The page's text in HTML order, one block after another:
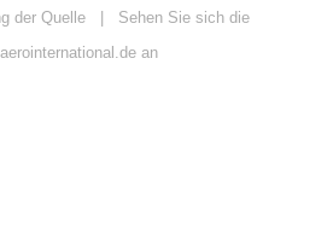
der Quelle
Sehen Sie sich die
an